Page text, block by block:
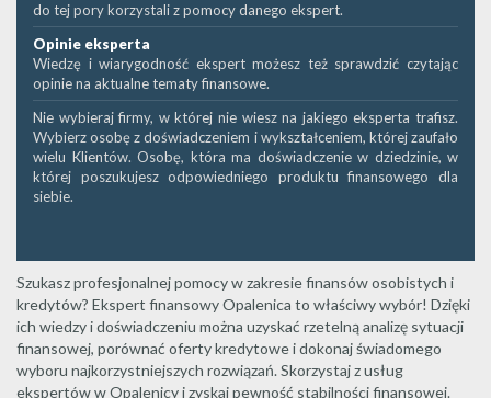
do tej pory korzystali z pomocy danego ekspert.
Opinie eksperta
Wiedzę i wiarygodność ekspert możesz też sprawdzić czytając
opinie na aktualne tematy finansowe.
Nie wybieraj firmy, w której nie wiesz na jakiego eksperta trafisz.
Wybierz osobę z doświadczeniem i wykształceniem, której zaufało
wielu Klientów. Osobę, która ma doświadczenie w dziedzinie, w
której poszukujesz odpowiedniego produktu finansowego dla
siebie.
Szukasz profesjonalnej pomocy w zakresie finansów osobistych i
kredytów? Ekspert finansowy Opalenica to właściwy wybór! Dzięki
ich wiedzy i doświadczeniu można uzyskać rzetelną analizę sytuacji
finansowej, porównać oferty kredytowe i dokonaj świadomego
wyboru najkorzystniejszych rozwiązań. Skorzystaj z usług
ekspertów w Opalenicy i zyskaj pewność stabilności finansowej.